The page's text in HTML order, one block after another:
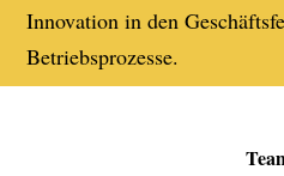
Innovation in den
Betriebsprozesse.